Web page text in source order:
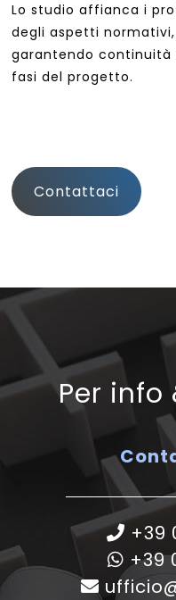
Lo studio affianca i
degli aspetti
garantendo
fasi del progetto.
Contattaci
Per info
+39
+39